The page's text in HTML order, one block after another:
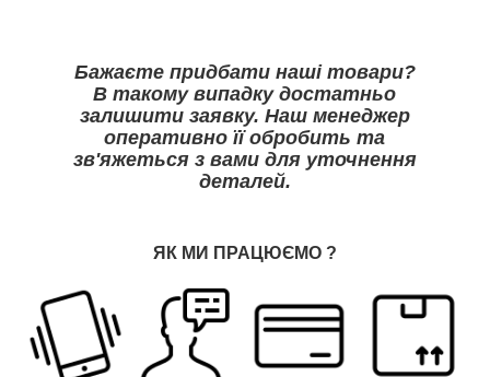
Бажаєте придбати наші товари?
В такому випадку достатньо
залишити заявку. Наш менеджер
оперативно її обробить та
зв'яжеться з вами для уточнення
деталей.
ЯК МИ ПРАЦЮЄМО ?